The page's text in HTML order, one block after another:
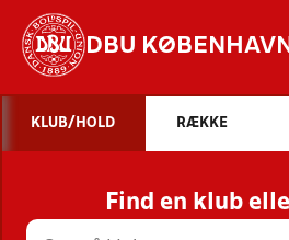
DBU KØBENHAVN
STILLINGER,
HOLD
KLUB/HOLD RÆKKE
Find en klub